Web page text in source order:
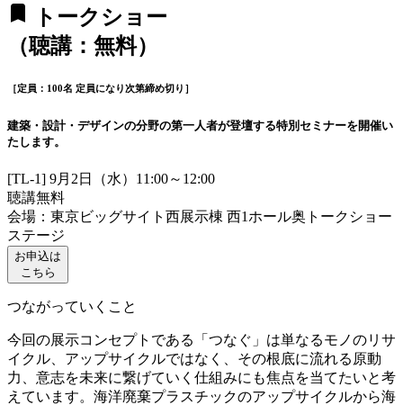
bookmark
トークショー
（聴講：無料）
［定員：100名 定員になり次第締め切り］
建築・設計・デザインの分野の第一人者が登壇する特別セミナーを開催い
たします。
[TL-1] 9月2日（水）11:00～12:00
聴講無料
会場：東京ビッグサイト西展示棟 西1ホール奥トークショー
ステージ
お申込は
こちら
つながっていくこと
今回の展示コンセプトである「つなぐ」は単なるモノのリサ
イクル、アップサイクルではなく、その根底に流れる原動
力、意志を未来に繋げていく仕組みにも焦点を当てたいと考
えています。海洋廃棄プラスチックのアップサイクルから海